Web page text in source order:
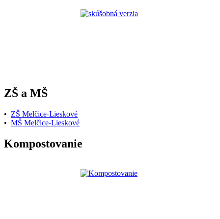
ZŠ a MŠ
• ZŠ Melčice-Lieskové
• MŠ Melčice-Lieskové
Kompostovanie